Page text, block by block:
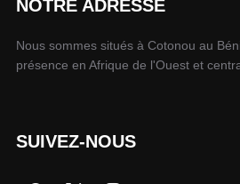
NOTRE ADRESSE
Nous sommes situés à Cotonou au
présence en Afrique de l'Ouest et
SUIVEZ-NOUS